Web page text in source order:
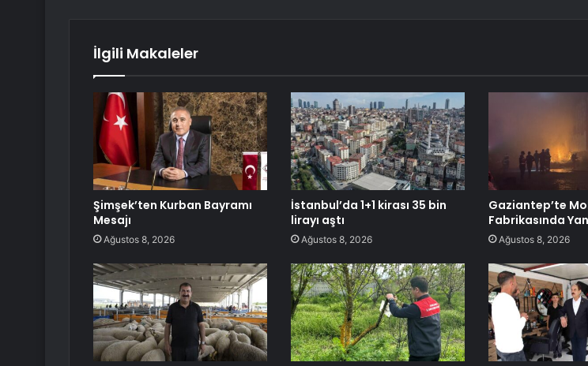
İlgili Makaleler
Şimşek’ten Kurban Bayramı
Mesajı
Ağustos 8, 2026
İstanbul’da 1+1 kirası 35 bin
lirayı aştı
Ağustos 8, 2026
Gaziantep’te
Fabrikasında
Ağustos 8, 2026